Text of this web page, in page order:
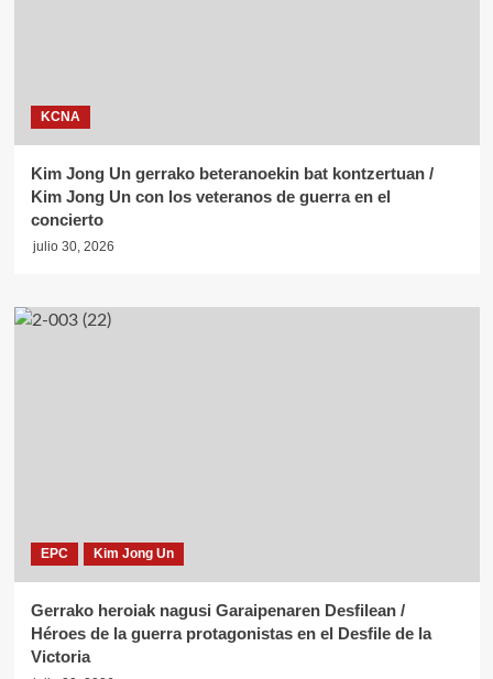
KCNA
Kim Jong Un gerrako beteranoekin bat kontzertuan /
Kim Jong Un con los veteranos de guerra en el
concierto
julio 30, 2026
EPC Kim Jong Un
Gerrako heroiak nagusi Garaipenaren Desfilean /
Héroes de la guerra protagonistas en el Desfile de la
Victoria